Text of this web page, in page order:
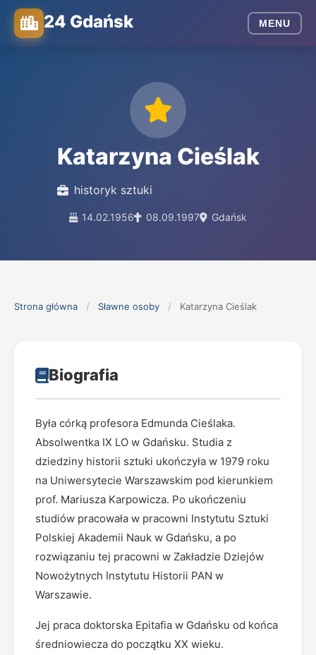
24 Gdańsk MENU
Katarzyna Cieślak
historyk sztuki
14.02.1956 08.09.1997 Gdańsk
Strona główna / Sławne osoby / Katarzyna Cieślak
Biografia
Była córką profesora Edmunda Cieślaka.
Absolwentka IX LO w Gdańsku. Studia z
dziedziny historii sztuki ukończyła w 1979 roku
na Uniwersytecie Warszawskim pod kierunkiem
prof. Mariusza Karpowicza. Po ukończeniu
studiów pracowała w pracowni Instytutu Sztuki
Polskiej Akademii Nauk w Gdańsku, a po
rozwiązaniu tej pracowni w Zakładzie Dziejów
Nowożytnych Instytutu Historii PAN w
Warszawie.
Jej praca doktorska Epitafia w Gdańsku od końca
średniowiecza do początku XX wieku.